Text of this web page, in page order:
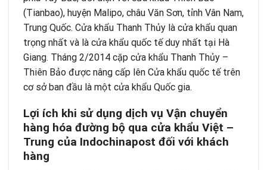
(Tianbao), huyện Malipo, châu Văn Sơn, tỉnh Vân Nam,
Trung Quốc. Cửa khẩu Thanh Thủy là cửa khẩu quan
trọng nhất và là cửa khẩu quốc tế duy nhất tại Hà
Giang. Tháng 2/2014 cặp cửa khẩu Thanh Thủy –
Thiên Bảo được nâng cấp lên Cửa khẩu quốc tế trên
cơ sở ban đầu là một cửa khẩu Quốc gia.
Lợi ích khi sử dụng dịch vụ Vận chuyển
hàng hóa đường bộ qua cửa khẩu Việt –
Trung của Indochinapost đối với khách
hàng